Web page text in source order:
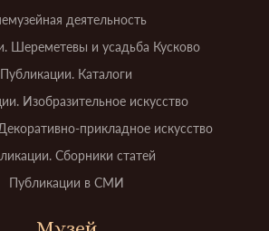
деятельность
Шереметевы и усадьба Кусково
Публикации. Каталоги
Изобразительное искусство
прикладное искусство
Сборники статей
Публикации в СМИ